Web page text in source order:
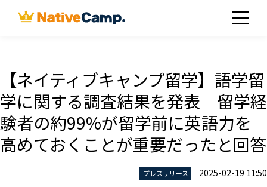
【ネイティブキャンプ留学】語学留
学に関する調査結果を発表 留学経
験者の約99%が留学前に英語力を
高めておくことが重要だったと回答
プレスリリース 2025-02-19 11:50